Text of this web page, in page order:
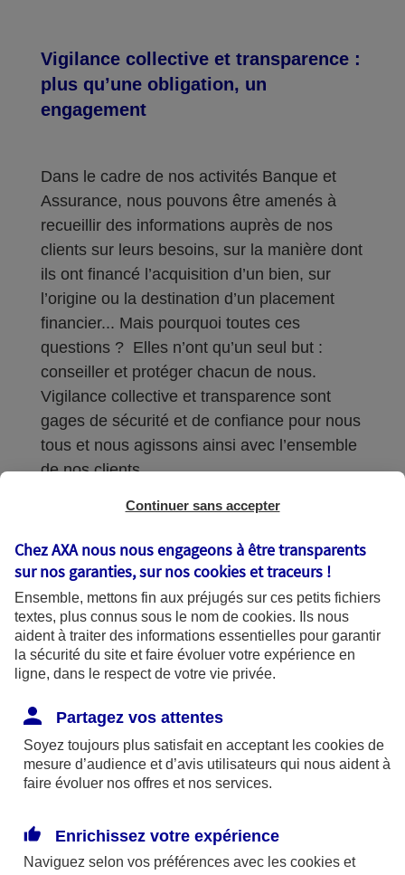
Vigilance collective et transparence :
plus qu’une obligation, un
engagement
Dans le cadre de nos activités Banque et
Assurance, nous pouvons être amenés à
recueillir des informations auprès de nos
clients sur leurs besoins, sur la manière dont
ils ont financé l’acquisition d’un bien, sur
l’origine ou la destination d’un placement
financier... Mais pourquoi toutes ces
questions ? Elles n’ont qu’un seul but :
conseiller et protéger chacun de nous.
Vigilance collective et transparence sont
gages de sécurité et de confiance pour nous
tous et nous agissons ainsi avec l’ensemble
de nos clients.
L'utilisation de vos données
AXA France utilise vos données dans le
cadre de finalités se fondant sur les bases
Bases légales
Finalités
Continuer sans accepter
Chez AXA nous nous engageons à être transparents
sur nos garanties, sur noscookies et traceurs !
Ensemble, mettons fin aux préjugés sur ces petits fichiers
textes, plus connus sous le nom de cookies. Ils nous
aident à traiter des informations essentielles pour garantir
la sécurité du site et faire évoluer votre expérience en
ligne, dans le respect de votre vie privée.
Partagez vos attentes
Soyez toujours plus satisfait en acceptant les cookies de
mesure d’audience et d’avis utilisateurs qui nous aident à
faire évoluer nos offres et nos services.
Enrichissez votre expérience
Naviguez selon vos préférences avec les cookies et